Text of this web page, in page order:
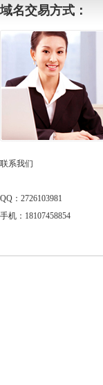
域名交易方式：
联系我们
QQ：2726103981
手机：18107458854